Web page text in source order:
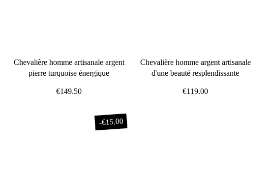
Chevalière homme artisanale argent
pierre turquoise énergique
€149.50
Chevalière homme argent artisanale
d'une beauté resplendissante
€119.00
-€15.00